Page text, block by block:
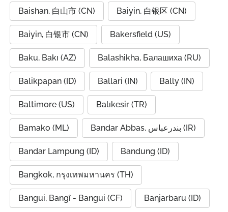
Baishan, 白山市 (CN) Baiyin, 白银区 (CN)
Baiyin, 白银市 (CN) Bakersfield (US)
Baku, Bakı (AZ) Balashikha, Балашиха (RU)
Balikpapan (ID) Ballari (IN) Bally (IN)
Baltimore (US) Balıkesir (TR)
Bamako (ML) Bandar Abbas, بندرعباس (IR)
Bandar Lampung (ID) Bandung (ID)
Bangkok, กรุงเทพมหานคร (TH)
Bangui, Bangî - Bangui (CF) Banjarbaru (ID)